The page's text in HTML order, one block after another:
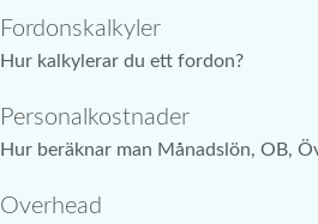
Fordonskalkyler
Hur kalkylerar du ett fordon?
Personalkostnader
Hur beräknar man Månadslön, OB,
Overhead